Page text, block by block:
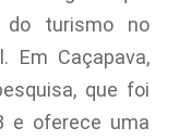
do turismo no
Em Caçapava,
que foi
e oferece uma